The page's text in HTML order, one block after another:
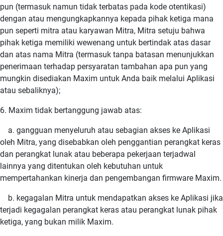
pun (termasuk namun tidak terbatas pada kode otentikasi)
dengan atau mengungkapkannya kepada pihak ketiga mana
pun seperti mitra atau karyawan Mitra, Mitra setuju bahwa
pihak ketiga memiliki wewenang untuk bertindak atas dasar
dan atas nama Mitra (termasuk tanpa batasan menunjukkan
penerimaan terhadap persyaratan tambahan apa pun yang
mungkin disediakan Maxim untuk Anda baik melalui Aplikasi
atau sebaliknya);
6. Maxim tidak bertanggung jawab atas:
a. gangguan menyeluruh atau sebagian akses ke Aplikasi
oleh Mitra, yang disebabkan oleh penggantian perangkat keras
dan perangkat lunak atau beberapa pekerjaan terjadwal
lainnya yang ditentukan oleh kebutuhan untuk
mempertahankan kinerja dan pengembangan firmware Maxim.
b. kegagalan Mitra untuk mendapatkan akses ke Aplikasi jika
terjadi kegagalan perangkat keras atau perangkat lunak pihak
ketiga, yang bukan milik Maxim.